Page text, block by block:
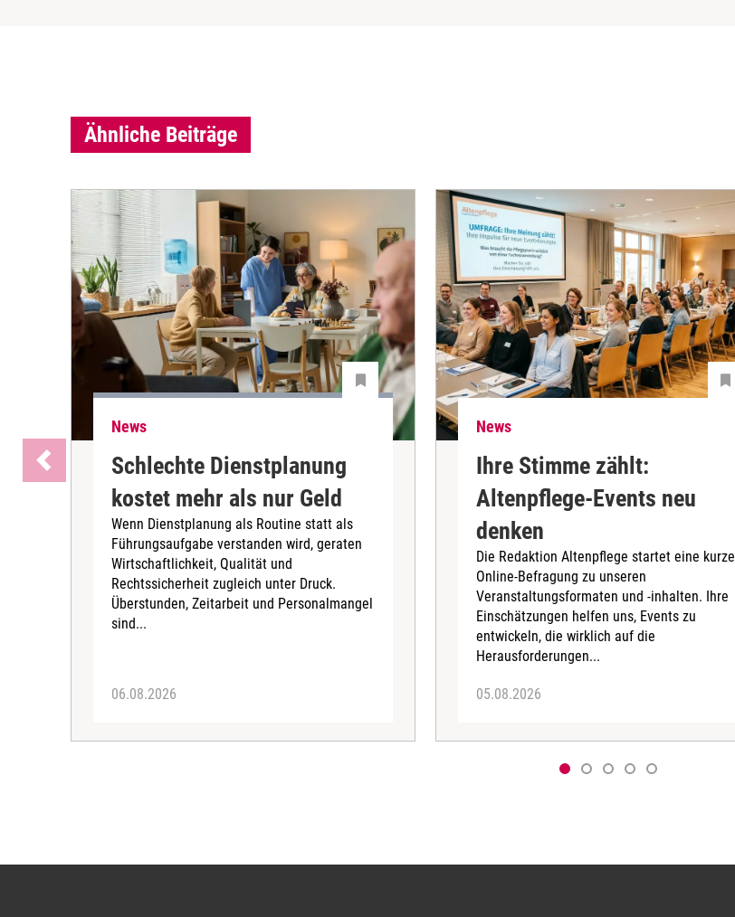
Ähnliche Beiträge
News
Schlechte Dienstplanung
kostet mehr als nur Geld
Wenn Dienstplanung als Routine statt als
Führungsaufgabe verstanden wird, geraten
Wirtschaftlichkeit, Qualität und
Rechtssicherheit zugleich unter Druck.
Überstunden, Zeitarbeit und Personalmangel
sind...
06.08.2026
News
Ihre Stimme zählt:
Altenpflege-Events neu
denken
Die Redaktion Altenpflege startet eine kurze
Online-Befragung zu unseren
Veranstaltungsformaten und -inhalten. Ihre
Einschätzungen helfen uns, Events zu
entwickeln, die wirklich auf die
Herausforderungen...
05.08.2026